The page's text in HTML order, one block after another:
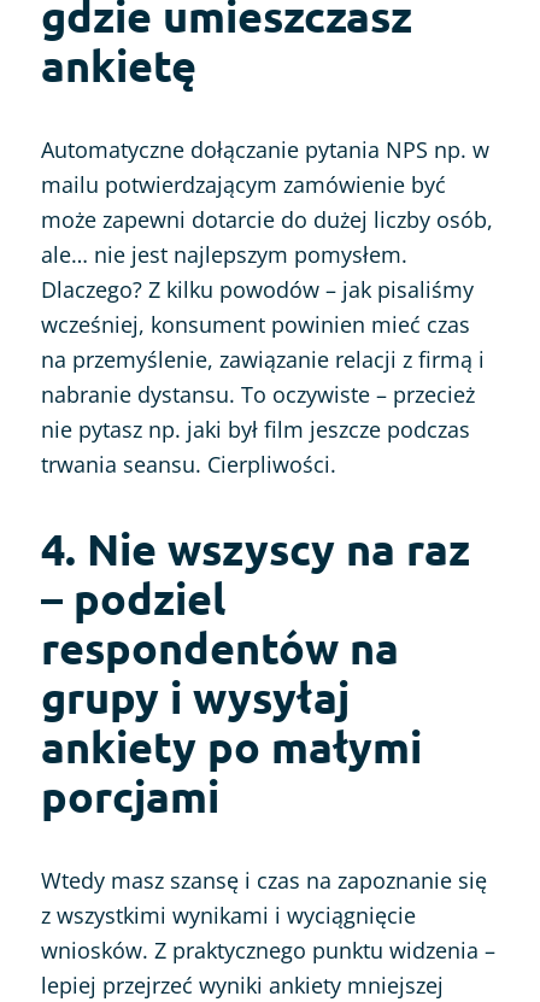
gdzie umieszczasz
ankietę
Automatyczne dołączanie pytania NPS np. w
mailu potwierdzającym zamówienie być
może zapewni dotarcie do dużej liczby osób,
ale… nie jest najlepszym pomysłem.
Dlaczego? Z kilku powodów – jak pisaliśmy
wcześniej, konsument powinien mieć czas
na przemyślenie, zawiązanie relacji z firmą i
nabranie dystansu. To oczywiste – przecież
nie pytasz np. jaki był film jeszcze podczas
trwania seansu. Cierpliwości.
4. Nie wszyscy na raz
– podziel
respondentów na
grupy i wysyłaj
ankiety po małymi
porcjami
Wtedy masz szansę i czas na zapoznanie się
z wszystkimi wynikami i wyciągnięcie
wniosków. Z praktycznego punktu widzenia –
lepiej przejrzeć wyniki ankiety mniejszej